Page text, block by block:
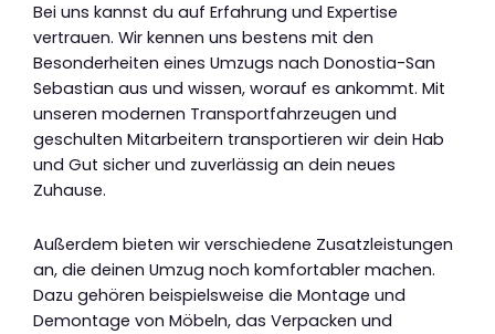
Bei uns kannst du auf Erfahrung und Expertise
vertrauen. Wir kennen uns bestens mit den
Besonderheiten eines Umzugs nach Donostia-San
Sebastian aus und wissen, worauf es ankommt. Mit
unseren modernen Transportfahrzeugen und
geschulten Mitarbeitern transportieren wir dein Hab
und Gut sicher und zuverlässig an dein neues
Zuhause.
Außerdem bieten wir verschiedene Zusatzleistungen
an, die deinen Umzug noch komfortabler machen.
Dazu gehören beispielsweise die Montage und
Demontage von Möbeln, das Verpacken und